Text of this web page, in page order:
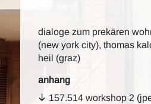
dialoge zum prekären
(new york city), thomas
heil (graz)
anhang
157.514 workshop 2